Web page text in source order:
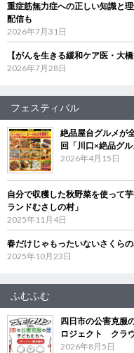
重症筋無力症への正しい知識と
配信も
2026年7月31日
【がんを生きる緩和ケア医・大
2026年7月28日
フェスティバル
絶品屋台グルメが
回「川口×絶品グ
2026年4月15日
自分で収穫した秋野菜を使って
ランドむさしの村」
2025年11月4日
春だけじゃもったいないさくら
2025年10月23日
ふむふむ
四日市の公害克服
ロジェクト クラ
2026年8月5日